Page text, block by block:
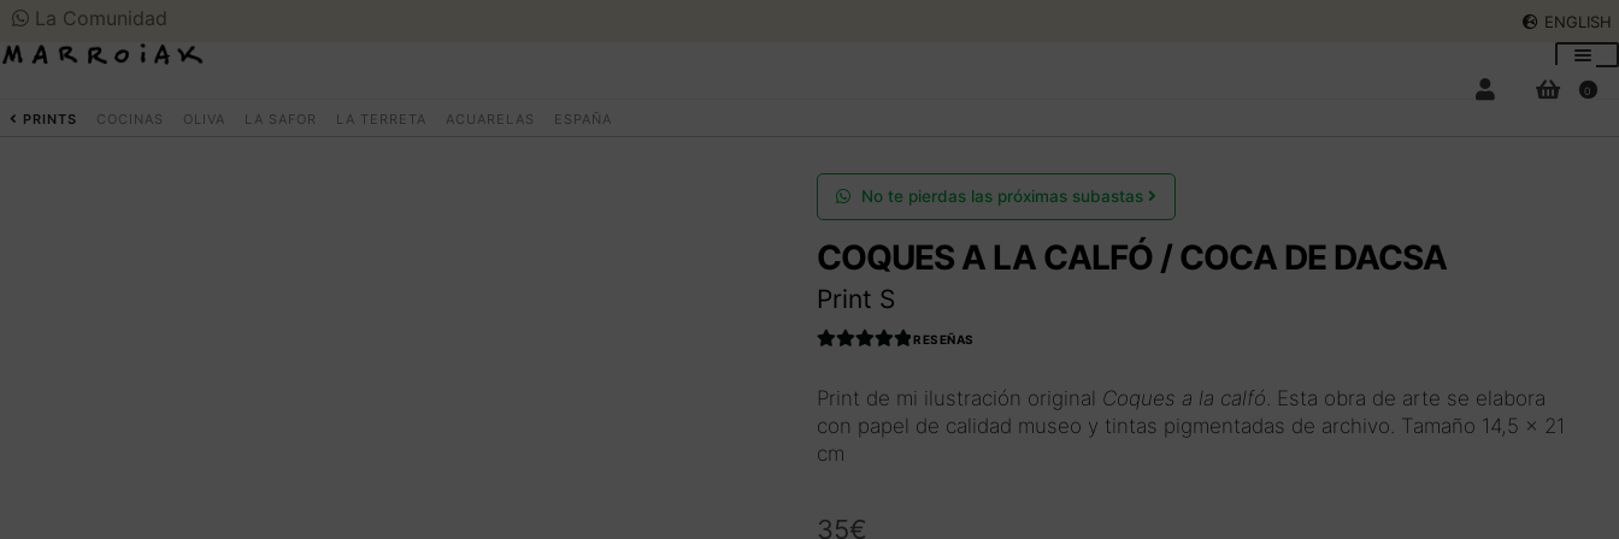
La Comunidad ENGLISH
SUBASTAS DE ARTE
COMPRAR AHORA
COMUNIDAD
HORARIO VERANO
0
PRINTS COCINAS OLIVA LA SAFOR LA TERRETA ACUARELAS ESPAÑA
No te pierdas las próximas subastas
COQUES A LA CALFÓ / COCA DE DACSA
Print S
4.990566037
RESEÑAS
Print de mi ilustración original Coques a la calfó . Esta obra de arte se elabora
con papel de calidad museo y tintas pigmentadas de archivo. Tamaño 14,5 x 21
cm
35€